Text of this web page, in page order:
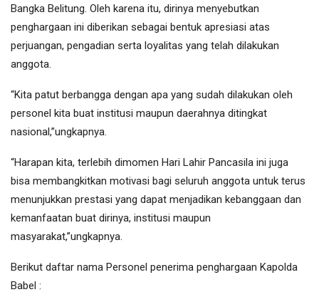
Bangka Belitung. Oleh karena itu, dirinya menyebutkan
penghargaan ini diberikan sebagai bentuk apresiasi atas
perjuangan, pengadian serta loyalitas yang telah dilakukan
anggota.
“Kita patut berbangga dengan apa yang sudah dilakukan oleh
personel kita buat institusi maupun daerahnya ditingkat
nasional,”ungkapnya.
“Harapan kita, terlebih dimomen Hari Lahir Pancasila ini juga
bisa membangkitkan motivasi bagi seluruh anggota untuk terus
menunjukkan prestasi yang dapat menjadikan kebanggaan dan
kemanfaatan buat dirinya, institusi maupun
masyarakat,”ungkapnya.
Berikut daftar nama Personel penerima penghargaan Kapolda
Babel :